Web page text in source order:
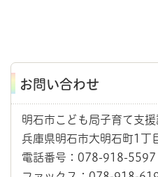
お問い合わせ
明石市こども局子育て支援
兵庫県明石市大明石町1丁
電話番号：078-918-5597